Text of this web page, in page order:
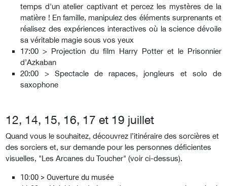
temps d'un atelier captivant et percez les mystères de la
matière ! En famille, manipulez des éléments surprenants et
réalisez des expériences interactives où la science dévoile
sa véritable magie sous vos yeux
17:00 > Projection du film Harry Potter et le Prisonnier
d’Azkaban
20:00 > Spectacle de rapaces, jongleurs et solo de
saxophone
12, 14, 15, 16, 17 et 19 juillet
Quand vous le souhaitez, découvrez l’itinéraire des sorcières et
des sorciers et, sur demande pour les personnes déficientes
visuelles, "Les Arcanes du Toucher" (voir ci-dessus).
10:00 > Ouverture du musée